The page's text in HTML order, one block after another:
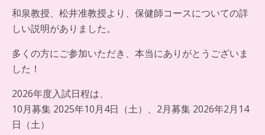
和泉教授、松井准教授より、保健師コースについての詳
しい説明がありました。
多くの方にご参加いただき、本当にありがとうございま
した！
2026年度入試日程は、
10月募集 2025年10月4日（土）、2月募集 2026年2月14
日（土）